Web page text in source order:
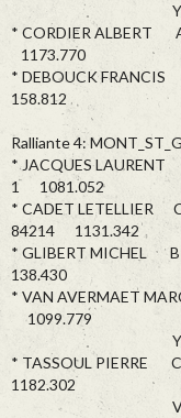
Y
* CORDIER
1173.770
* DEBOUCK
158.812
Ralliante 4:
* JACQUES
1 1081.052
* CADET
84214 1131.342
* GLIBERT
138.430
* VAN AVERMAET
1099.779
Y
* TASSOUL
1182.302
V